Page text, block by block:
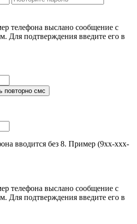
телефона выслано сообщение с
Для подтверждения введите его в
вводится без 8. Пример (9хх-ххх-
телефона выслано сообщение с
Для подтверждения введите его в